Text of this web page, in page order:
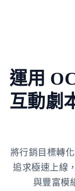
運用
互動劇
將行銷目標轉
追求極速上線
與豐富模